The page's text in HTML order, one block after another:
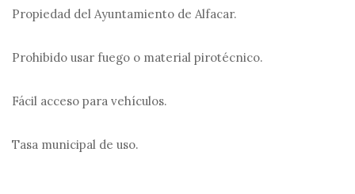
Propiedad del Ayuntamiento de Alfacar.
Prohibido usar fuego o material pirotécnico.
Fácil acceso para vehículos.
Tasa municipal de uso.